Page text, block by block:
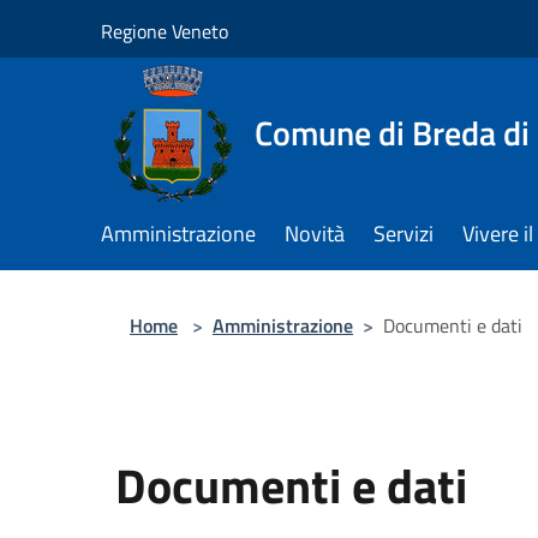
Regione Veneto
Comune di Breda
Amministrazione Novità Servizi Vivere
Home > Amministrazione > Documenti e dati
Documenti e dati